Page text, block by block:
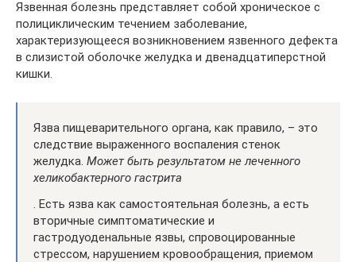
Язвенная болезнь представляет собой хроническое с
полициклическим течением заболевание,
характеризующееся возникновением язвенного дефекта
в слизистой оболочке желудка и двенадцатиперстной
кишки.
Язва пищеварительного органа, как правило, – это
следствие выраженного воспаления стенок
желудка. Может быть результатом не леченного
хеликобактерного гастрита
. Есть язва как самостоятельная болезнь, а есть
вторичные симптоматические и
гастродуоденальные язвы, спровоцированные
стрессом, нарушением кровообращения, приемом